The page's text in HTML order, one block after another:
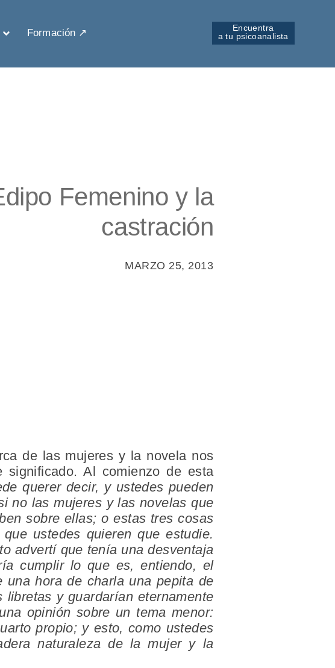
Formación ↗︎
Encuentra
a tu psicoanalista
Femenino y la
castración
MARZO 25, 2013
de las mujeres y la novela nos
significado. Al comienzo de esta
querer decir, y ustedes pueden
no las mujeres y las novelas que
sobre ellas; o estas tres cosas
ustedes quieren que estudie.
advertí que tenía una desventaja
cumplir lo que es, entiendo, el
una hora de charla una pepita de
y guardarían eternamente
opinión sobre un tema menor:
propio; y esto, como ustedes
naturaleza de la mujer y la